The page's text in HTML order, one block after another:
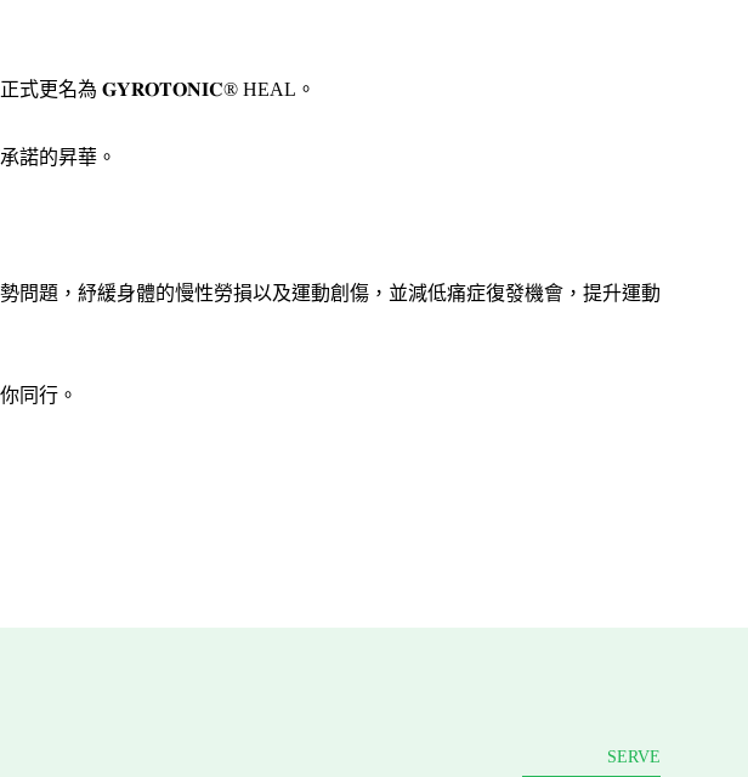
正式更名為 𝐆𝐘𝐑𝐎𝐓𝐎𝐍𝐈𝐂® HEAL。
諾的昇華。
題，紓緩身體的慢性勞損以及運動創傷，並減低痛症復發機會，提升運動
同行。
SERVE